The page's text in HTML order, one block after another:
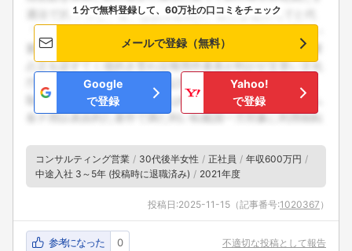
１分で無料登録して、60万社の口コミをチェック
メールで登録（無料）
Google
で登録
Yahoo!
で登録
コンサルティング営業 30代後半女性 正社員
年収600万円
中途入社 3～5年 (投稿時に退職済み)
2021年度
投稿日:2025-11-15 （記事番号:1020367 ）
参考になった 0 不適切な投稿として報告